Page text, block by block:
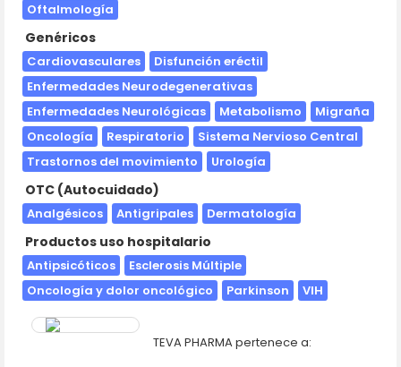
Oftalmología
Genéricos
Cardiovasculares
Disfunción eréctil
Enfermedades Neurodegenerativas
Enfermedades Neurológicas
Metabolismo
Migraña
Oncología
Respiratorio
Sistema Nervioso Central
Trastornos del movimiento
Urología
OTC (Autocuidado)
Analgésicos Antigripales Dermatología
Productos uso hospitalario
Antipsicóticos
Esclerosis Múltiple
Oncología y dolor oncológico
Parkinson VIH
TEVA PHARMA pertenece a: